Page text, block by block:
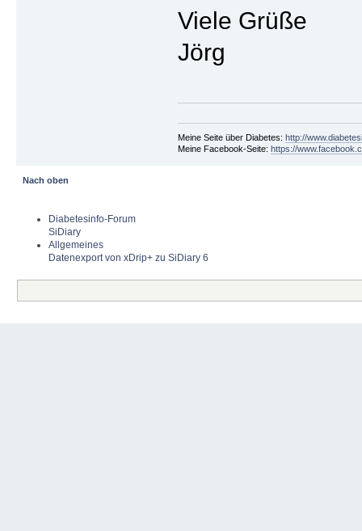
Viele Grüße
Jörg
Meine Seite über Diabetes: http://
Meine Facebook-Seite: https://
Nach oben
Diabetesinfo-Forum
SiDiary
Allgemeines
Datenexport von xDrip+ zu SiDiary 6